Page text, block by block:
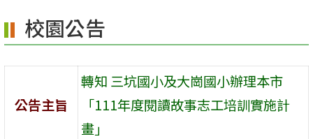
區
校園公告
公告主旨
轉知 三坑國小及大崗國小辦理本市
「111年度閱讀故事志工培訓實施計
畫」